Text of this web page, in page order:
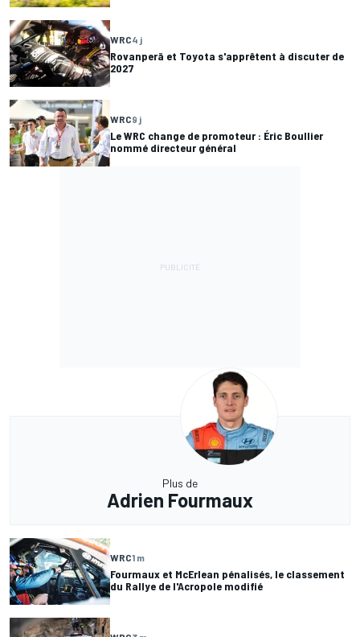
WRC4 j
Rovanperä et Toyota s'apprêtent à discuter de
2027
WRC9 j
Le WRC change de promoteur : Éric Boullier
nommé directeur général
Plus de
Adrien Fourmaux
WRC1 m
Fourmaux et McErlean pénalisés, le classement
du Rallye de l'Acropole modifié